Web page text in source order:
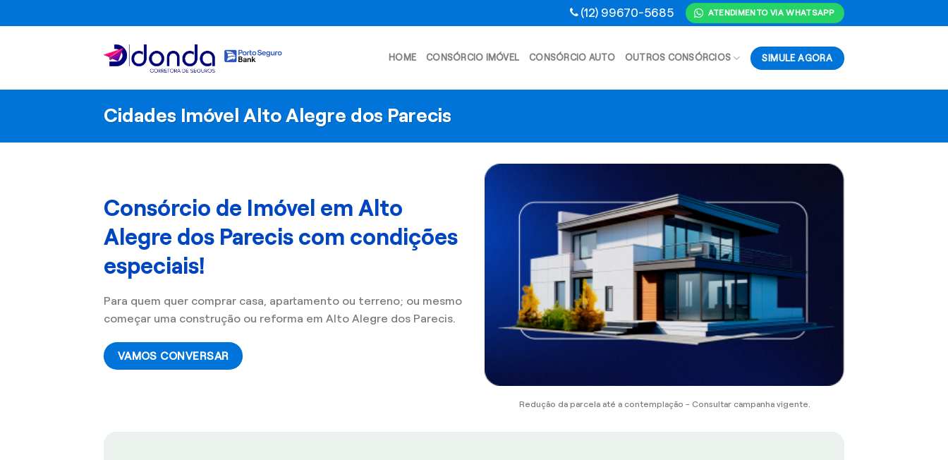
to
(12) 99670-5685 ATENDIMENTO VIA WHATSAPP
HOME CONSÓRCIO IMÓVEL CONSÓRCIO AUTO OUTROS CONSÓRCIOS SIMULE AGORA
Cidades Imóvel Alto Alegre dos Parecis
Consórcio de Imóvel em Alto
Alegre dos Parecis com condições
especiais!
Para quem quer comprar casa, apartamento ou terreno; ou mesmo
começar uma construção ou reforma em Alto Alegre dos Parecis.
VAMOS CONVERSAR
Redução da parcela até a contemplação - Consultar campanha vigente.